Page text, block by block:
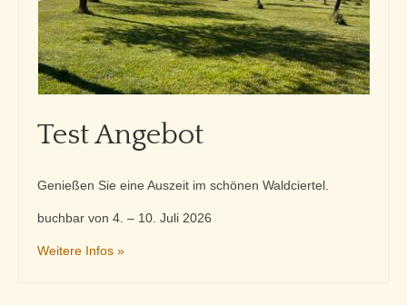
Test Angebot
Genießen Sie eine Auszeit im schönen Waldciertel.
buchbar von 4. – 10. Juli 2026
Weitere Infos »